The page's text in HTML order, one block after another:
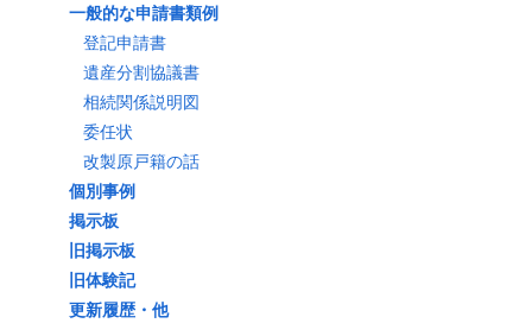
一般的な申請書類例
登記申請書
遺産分割協議書
相続関係説明図
委任状
改製原戸籍の話
個別事例
掲示板
旧掲示板
旧体験記
更新履歴・他